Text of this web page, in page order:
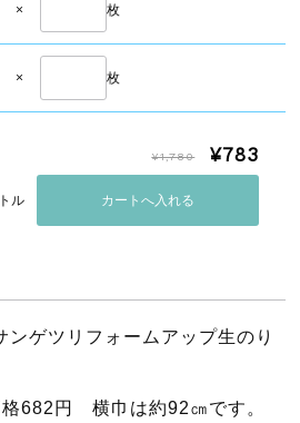
× 枚
× 枚
¥1,780 ¥783
ル
ンゲツリフォームアップ生のり
682円 横巾は約92㎝です。